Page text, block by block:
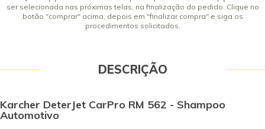
ser selecionada nas próximas telas, na finalização do pedido. Clique no
botão "comprar" acima, depois em "finalizar compra" e siga os
procedimentos solicitados.
DESCRIÇÃO
Karcher DeterJet CarPro RM 562 - Shampoo
Automotivo